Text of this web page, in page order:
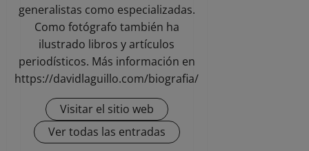
generalistas como especializadas.
Como fotógrafo también ha
ilustrado libros y artículos
periodísticos. Más información en
https://davidlaguillo.com/biografia/
Visitar el sitio web
Ver todas las entradas